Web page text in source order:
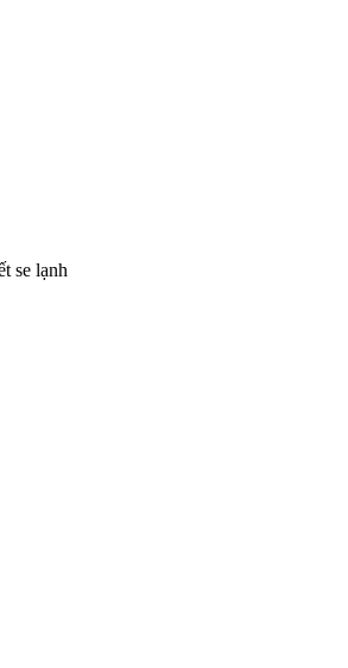
se lạnh